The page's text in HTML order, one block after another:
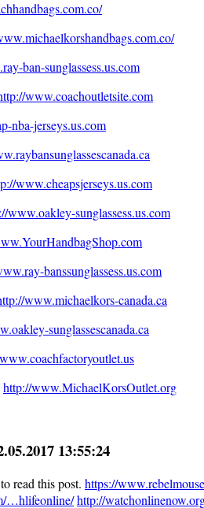
ban-sunglassess.us.com
www.coachoutletsite.com
nba-jerseys.us.com
www.cheapsjerseys.us.com
www.oakley-sunglassess.us.com
banssunglassess.us.com
www.michaelkors-canada.ca
sunglassescanada.ca
http://www.MichaelKorsOutlet.org
13:55:24
read this post. https://
…hlifeonline/http://